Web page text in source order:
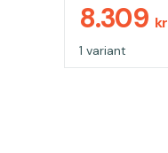
8.309 kr
1 variant